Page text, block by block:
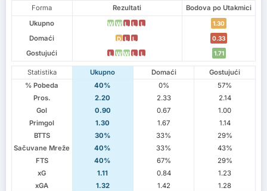
Forma Rezultati
Bodova po Utakmici
Ukupno
W W L L L 1.30
Domaći D L L 0.33
Gostujući L W W L L 1.71
Statistika Ukupno Domaći
Gostujući
% Pobeda
40% 0%
57%
Pros.
2.20 2.33
2.14
Gol
0.90 0.67
1.00
Primgol
1.30 1.67
1.14
BTTS
30% 33%
29%
Sačuvane Mreže
40% 33%
43%
FTS
40% 67%
29%
xG
1.11 0.84
1.23
xGA
1.32 1.42 1.28